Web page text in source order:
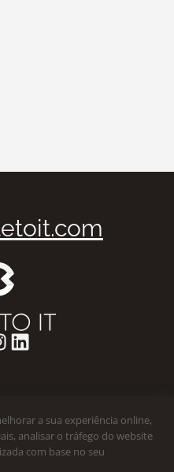
LinkedIn
a sua experiência online,
analisar o tráfego do website
com base no seu